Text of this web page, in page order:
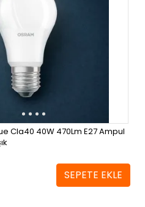
Cla40 40W 470Lm E27 Ampul
SEPETE EKLE